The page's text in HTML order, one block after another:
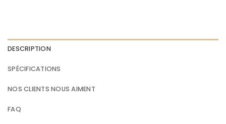
DESCRIPTION
SPÉCIFICATIONS
NOS CLIENTS NOUS AIMENT
FAQ